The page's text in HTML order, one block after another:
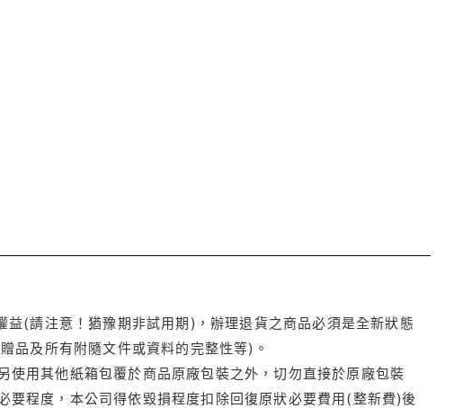
(請注意！猶豫期非試用期)，辦理退貨之商品必須是全新狀態
品及所有附隨文件或資料的完整性等)。
用其他紙箱包覆於商品原廠包裝之外，切勿直接於原廠包裝
要程度，本公司得依毀損程度扣除回復原狀必要費用(整新費)後